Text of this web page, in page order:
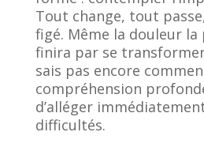
Tout change, tout
figé. Même la douleur la
finira par se
sais pas encore
compréhension
d’alléger
difficultés.